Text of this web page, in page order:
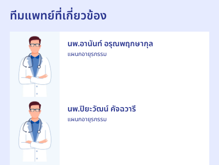
ทีมแพทย์ที่เกี่ยวข้อง
นพ.อานันท์ อรุณพฤกษากุล
แผนกอายุรกรรม
นพ.ปิยะวัฒน์ คัจฉวารี
แผนกอายุรกรรม